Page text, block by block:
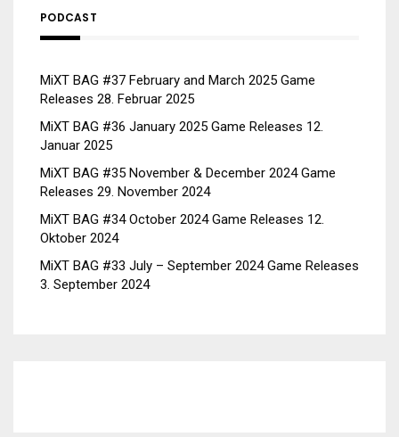
PODCAST
MiXT BAG #37 February and March 2025 Game
Releases 28. Februar 2025
MiXT BAG #36 January 2025 Game Releases 12.
Januar 2025
MiXT BAG #35 November & December 2024 Game
Releases 29. November 2024
MiXT BAG #34 October 2024 Game Releases 12.
Oktober 2024
MiXT BAG #33 July – September 2024 Game Releases
3. September 2024